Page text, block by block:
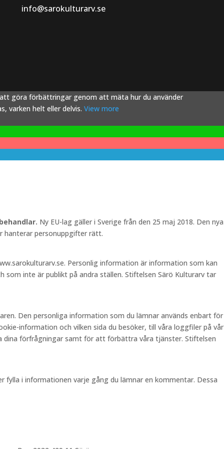
info@sarokulturarv.se
att göra förbättringar genom att mäta hur du använder
varken helt eller delvis. View more
Ny EU-lag gäller i Sverige från den 25 maj 2018. Den nya
hanterar personuppgifter rätt.
Personlig information är information som kan
inte är publikt på andra ställen. Stiftelsen Särö Kulturarv tar
Den personliga information som du lämnar används enbart för
information och vilken sida du besöker, till våra loggfiler på vår
dina förfrågningar samt för att förbättra våra tjänster. Stiftelsen
i informationen varje gång du lämnar en kommentar. Dessa